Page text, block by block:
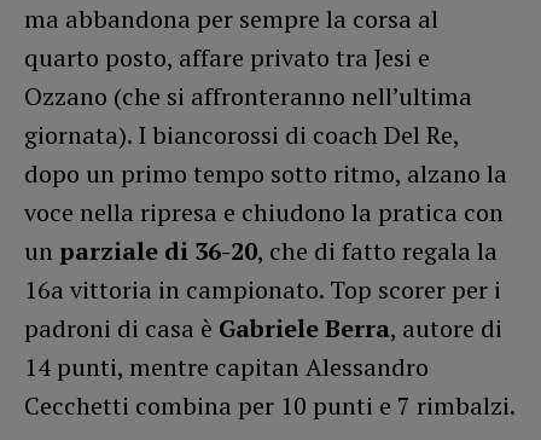
ma abbandona per sempre la corsa al
quarto posto, affare privato tra Jesi e
Ozzano (che si affronteranno nell’ultima
giornata). I biancorossi di coach Del Re,
dopo un primo tempo sotto ritmo, alzano la
voce nella ripresa e chiudono la pratica con
un parziale di 36-20, che di fatto regala la
16a vittoria in campionato. Top scorer per i
padroni di casa è Gabriele Berra, autore di
14 punti, mentre capitan Alessandro
Cecchetti combina per 10 punti e 7 rimbalzi.